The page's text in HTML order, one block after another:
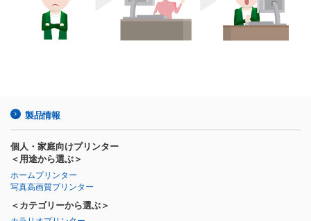
製品情報
個人・家庭向けプリンター
＜用途から選ぶ＞
ホームプリンター
写真高画質プリンター
＜カテゴリーから選ぶ＞